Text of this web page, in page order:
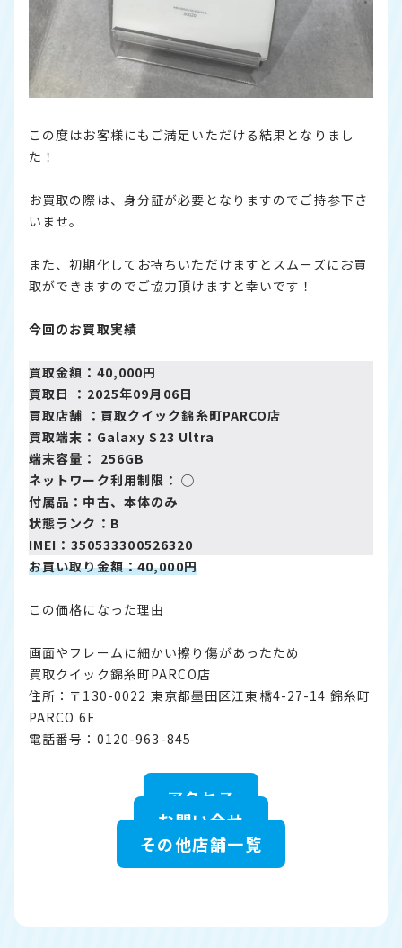
この度はお客様にもご満足いただける結果となりまし
た！
お買取の際は、身分証が必要となりますのでご持参下さ
いませ。
また、初期化してお持ちいただけますとスムーズにお買
取ができますのでご協力頂けますと幸いです！
今回のお買取実績
買取金額：40,000円
買取日 ：2025年09月06日
買取店舗 ： 買取クイック錦糸町PARCO店
買取端末：Galaxy S23 Ultra
端末容量： 256GB
ネットワーク利用制限： ◯
付属品：中古、本体のみ
状態ランク：B
IMEI：350533300526320
お買い取り金額：40,000円
この価格になった理由
画面やフレームに細かい擦り傷があったため
買取クイック錦糸町PARCO店
住所：〒130-0022 東京都墨田区江東橋4-27-14 錦糸町
PARCO 6F
電話番号：0120-963-845
アクセス
お問い合せ
その他店舗一覧